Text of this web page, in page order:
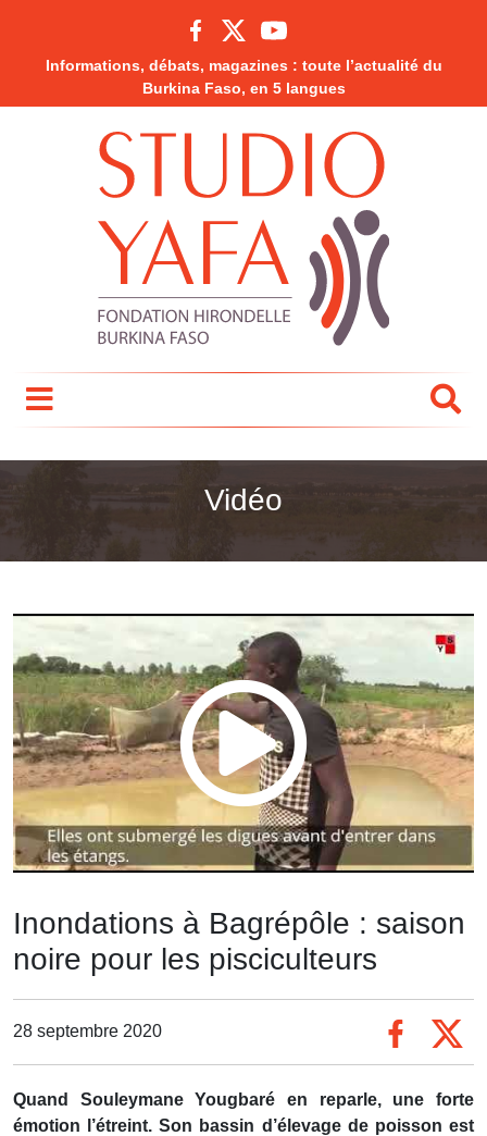
Informations, débats, magazines : toute l’actualité du
Burkina Faso, en 5 langues
Vidéo
Inondations à Bagrépôle : saison
noire pour les pisciculteurs
28 septembre 2020
Quand Souleymane Yougbaré en reparle, une forte
émotion l’étreint. Son bassin d’élevage de poisson est